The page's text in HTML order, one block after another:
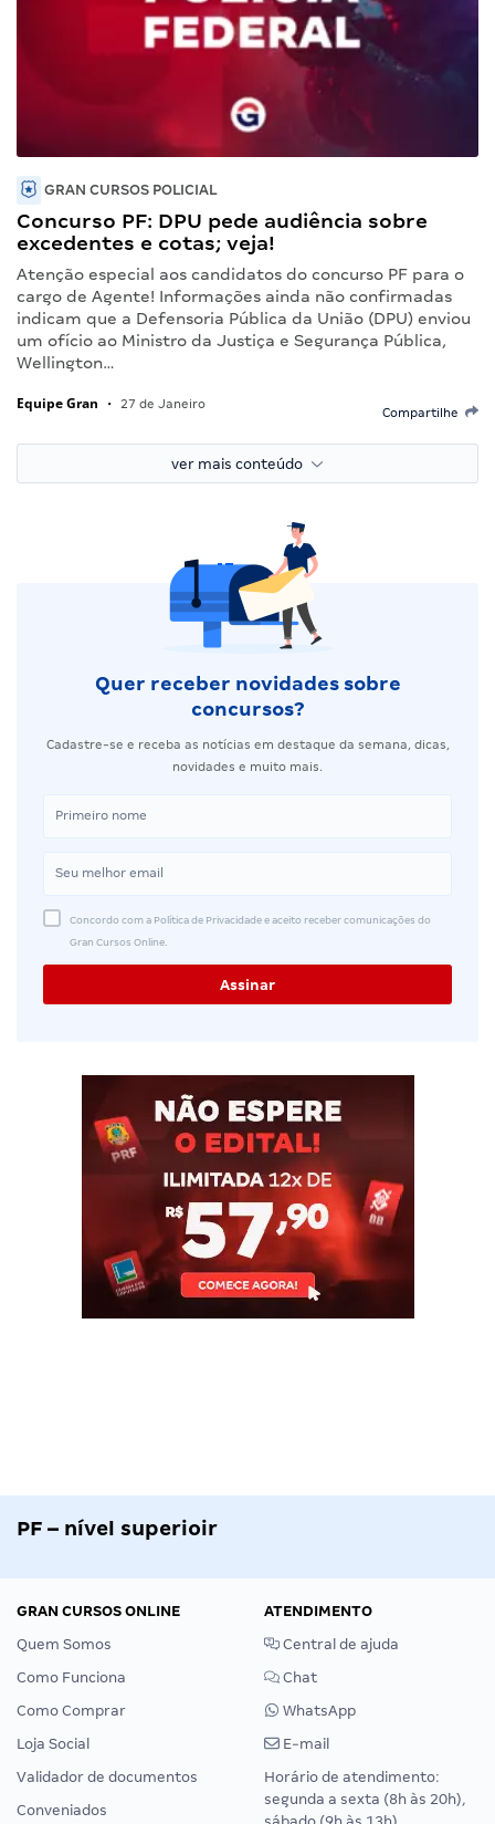
GRAN CURSOS POLICIAL
Concurso PF: DPU pede audiência sobre
excedentes e cotas; veja!
Atenção especial aos candidatos do concurso PF para o
cargo de Agente! Informações ainda não confirmadas
indicam que a Defensoria Pública da União (DPU) enviou
um ofício ao Ministro da Justiça e Segurança Pública,
Wellington…
Equipe Gran • 27 de Janeiro
Compartilhe
ver mais conteúdo
Quer receber novidades sobre
concursos?
Cadastre-se e receba as notícias em destaque da semana, dicas,
novidades e muito mais.
Concordo com a Política de Privacidade e aceito receber comunicações do
Gran Cursos Online.
PF – nível superioir
GRAN CURSOS ONLINE
Quem Somos
Como Funciona
Como Comprar
Loja Social
Validador de documentos
Conveniados
ATENDIMENTO
Central de ajuda
Chat
WhatsApp
E-mail
Horário de atendimento:
segunda a sexta (8h às 20h),